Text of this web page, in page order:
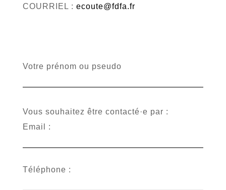
COURRIEL : ecoute@fdfa.fr
Votre prénom ou pseudo
Vous souhaitez être contacté·e par :
Email :
Téléphone :